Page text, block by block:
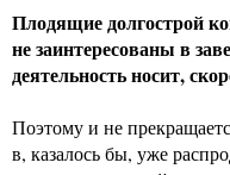
Плодящие долгострой
не заинтересованы в
деятельность носит,
Поэтому и не
в, казалось бы, уже